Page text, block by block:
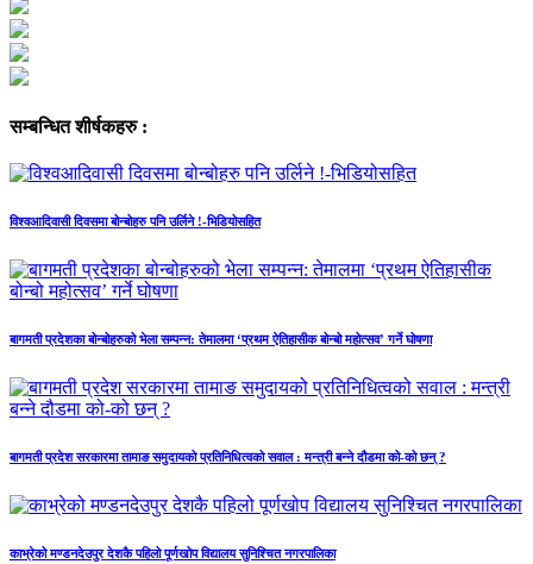
सम्बन्धित शीर्षकहरु :
विश्वआदिवासी दिवसमा बोन्बोहरु पनि उर्लिने !-भिडियोसहित
बागमती प्रदेशका बोन्बोहरुको भेला सम्पन्न: तेमालमा ‘प्रथम ऐतिहासीक बोन्बो महोत्सव’ गर्ने घोषणा
बागमती प्रदेश सरकारमा तामाङ समुदायको प्रतिनिधित्वको सवाल : मन्त्री बन्ने दौडमा को‐को छन् ?
काभ्रेको मण्डनदेउपुर देशकै पहिलो पूर्णखोप विद्यालय सुनिश्चित नगरपालिका